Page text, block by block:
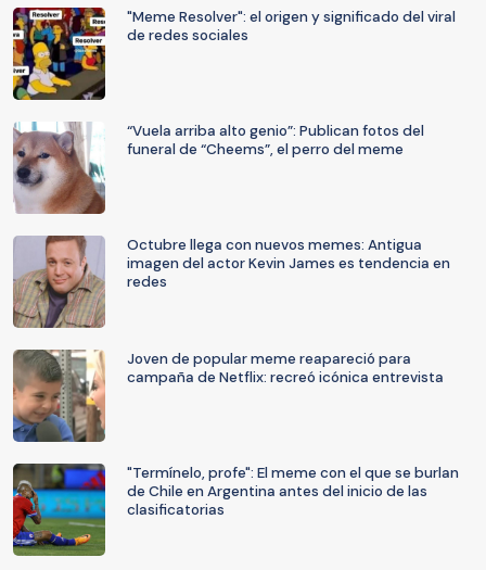
"Meme Resolver": el origen y significado del viral
de redes sociales
“Vuela arriba alto genio”: Publican fotos del
funeral de “Cheems”, el perro del meme
Octubre llega con nuevos memes: Antigua
imagen del actor Kevin James es tendencia en
redes
Joven de popular meme reapareció para
campaña de Netflix: recreó icónica entrevista
"Termínelo, profe": El meme con el que se burlan
de Chile en Argentina antes del inicio de las
clasificatorias